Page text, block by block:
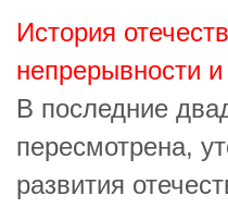
История
непрерывности и
В последние
пересмотрена,
развития